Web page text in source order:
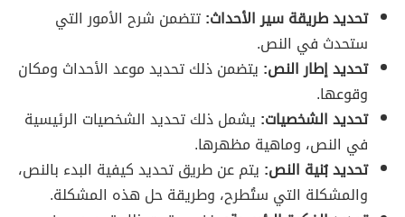
تحديد طريقة سير الأحداث:تتضمن شرح الأمور التي
ستحدث في النص.
تحديد إطار النص: يتضمن ذلك تحديد موعد الأحداث ومكان
وقوعها.
تحديد الشخصيات: يشمل ذلك تحديد الشخصيات الرئيسية
في النص، وماهية مظهرها.
تحديد بُنية النص: يتم عن طريق تحديد كيفية البدء بالنص،
والمشكلة التي ستُطرح، وطريقة حل هذه المشكلة.